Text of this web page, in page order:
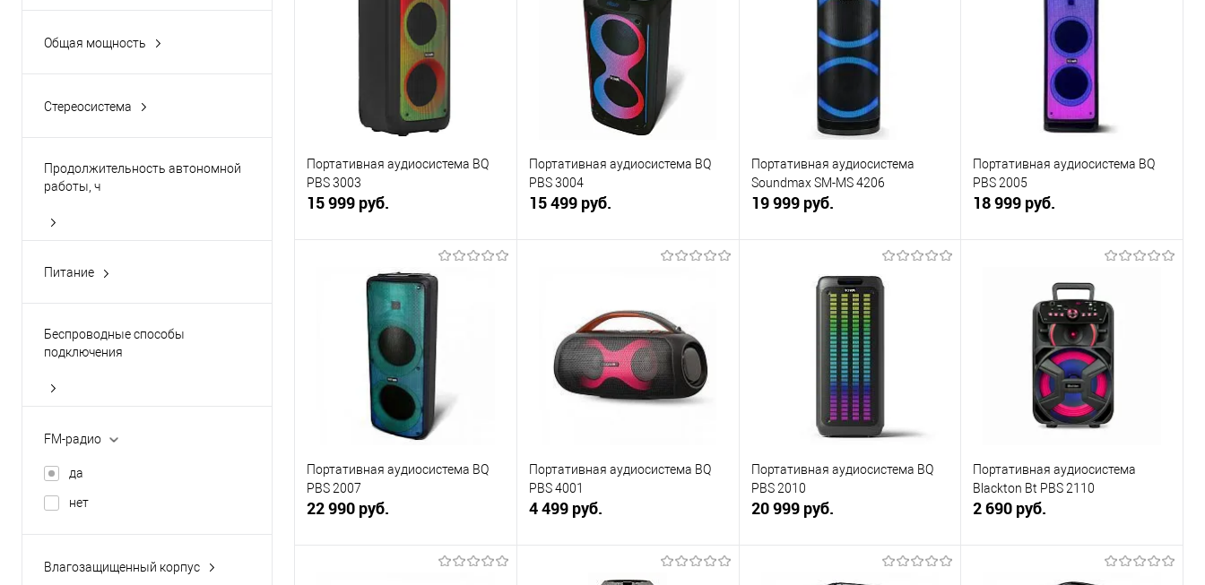
Общая мощность
Стереосистема
Продолжительность автономной
работы, ч
аккумулятора: до 8 часов
Показать ещё 13
Питание
от сети
Беспроводные способы
подключения
FM-радио
да
нет
Влагозащищенный корпус
Купить в 1 клик
К сравнению
В избранное
Купить в 1 клик
К сравнению
В избранное
В наличии
Купить в 1 клик
К сравнению
В избранное
В наличии
Купить в 1 клик
В избранное
Портативная аудиосистема BQ
PBS 3003
15 999 руб.
В корзину
Купить в 1 клик
К сравнению
В избранное
В наличии
Портативная аудиосистема BQ
PBS 3004
15 499 руб.
Купить в 1 клик
К сравнению
В избранное
В наличии
Портативная аудиосистема
Soundmax SM-MS 4206
19 999 руб.
Купить в 1 клик
В избранное
Портативная аудиосистема BQ
PBS 2005
18 999 руб.
Купить в 1 клик
К сравнению
В избранное
В наличии
Портативная аудиосистема BQ
PBS 2007
22 990 руб.
Портативная аудиосистема BQ
PBS 4001
4 499 руб.
Портативная аудиосистема BQ
PBS 2010
20 999 руб.
Портативная аудиосистема
Blackton Bt PBS 2110
2 690 руб.